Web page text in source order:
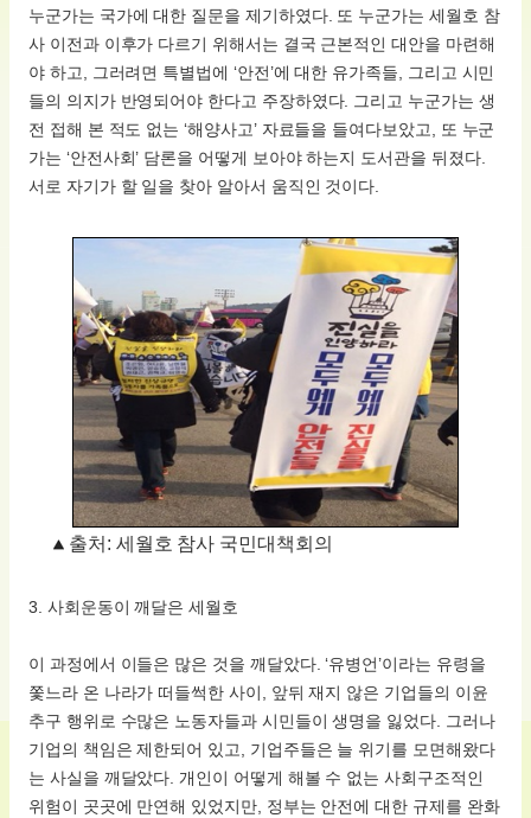
누군가는 국가에 대한 질문을 제기하였다. 또 누군가는 세월호 참
사 이전과 이후가 다르기 위해서는 결국 근본적인 대안을 마련해
야 하고, 그러려면 특별법에 ‘안전’에 대한 유가족들, 그리고 시민
들의 의지가 반영되어야 한다고 주장하였다. 그리고 누군가는 생
전 접해 본 적도 없는 ‘해양사고’ 자료들을 들여다보았고, 또 누군
가는 ‘안전사회’ 담론을 어떻게 보아야 하는지 도서관을 뒤졌다.
서로 자기가 할 일을 찾아 알아서 움직인 것이다.
출처: 세월호 참사 국민대책회의
3. 사회운동이 깨달은 세월호
이 과정에서 이들은 많은 것을 깨달았다. ‘유병언’이라는 유령을
쫓느라 온 나라가 떠들썩한 사이, 앞뒤 재지 않은 기업들의 이윤
추구 행위로 수많은 노동자들과 시민들이 생명을 잃었다. 그러나
기업의 책임은 제한되어 있고, 기업주들은 늘 위기를 모면해왔다
는 사실을 깨달았다. 개인이 어떻게 해볼 수 없는 사회구조적인
위험이 곳곳에 만연해 있었지만, 정부는 안전에 대한 규제를 완화